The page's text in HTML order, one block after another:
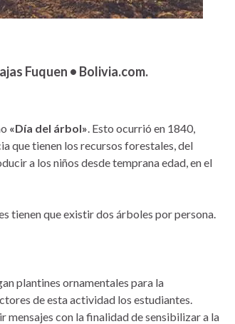
Fuquen • Bolivia.com.
«Día del árbol». Esto ocurrió en 1840,
que tienen los recursos forestales, del
a los niños desde temprana edad, en el
tienen que existir dos árboles por persona.
plantines ornamentales para la
de esta actividad los estudiantes.
con la finalidad de sensibilizar a la